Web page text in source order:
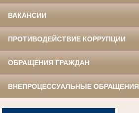
ВАКАНСИИ
ПРОТИВОДЕЙСТВИЕ КОРРУПЦИИ
ОБРАЩЕНИЯ ГРАЖДАН
ВНЕПРОЦЕССУАЛЬНЫЕ ОБРАЩЕНИЯ